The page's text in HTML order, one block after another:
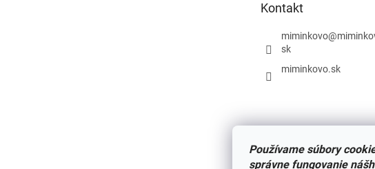
Používame súbory
správne fungovanie
Kontakt
miminkovo@
sk
miminkovo.sk